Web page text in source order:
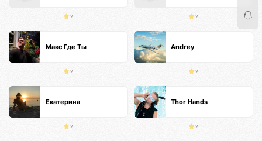
2 2
Макс Где Ты
2
Andrey
2
Екатерина
2
Thor Hands
2